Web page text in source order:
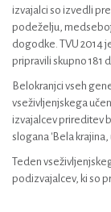
izvajalci so izvedli
podeželju,
dogodke. TVU 2014
pripravili skupno 181
Belokranjci vseh
vseživljenjskega
izvajalcev prireditev
slogana 'Bela krajina,
Teden
podizvajalcev, ki so